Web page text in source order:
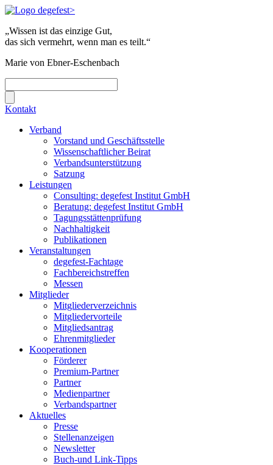
„Wissen ist das einzige Gut,
das sich vermehrt, wenn man es teilt.“
Marie von Ebner-Eschenbach
Kontakt
Verband
Vorstand und Geschäftsstelle
Wissenschaftlicher Beirat
Verbandsunterstützung
Satzung
Leistungen
Consulting: degefest Institut GmbH
Beratung: degefest Institut GmbH
Tagungsstättenprüfung
Nachhaltigkeit
Publikationen
Veranstaltungen
degefest-Fachtage
Fachbereichstreffen
Messen
Mitglieder
Mitgliederverzeichnis
Mitgliedervorteile
Mitgliedsantrag
Ehrenmitglieder
Kooperationen
Förderer
Premium-Partner
Partner
Medienpartner
Verbandspartner
Aktuelles
Presse
Stellenanzeigen
Newsletter
Buch-und Link-Tipps